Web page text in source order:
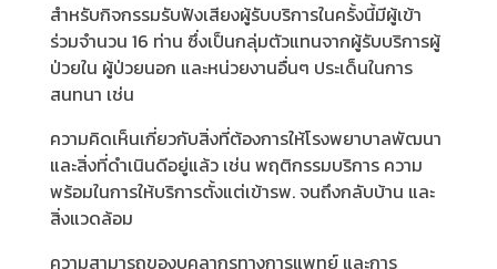
สำหรับกิจกรรมรับฟังเสียงผู้รับบริการในครั้งนี้มีผู้เข้า
ร่วมจำนวน 16 ท่าน ซึ่งเป็นกลุ่มตัวแทนจากผู้รับบริการผู้
ป่วยใน ผู้ป่วยนอก และหน่วยงานอื่นๆ ประเด็นในการ
สนทนา เช่น
ความคิดเห็นเกี่ยวกับสิ่งที่ต้องการให้โรงพยาบาลพัฒนา
และสิ่งที่ดำเนินดีอยู่แล้ว เช่น พฤติกรรมบริการ ความ
พร้อมในการให้บริการตั้งแต่เข้ารพ. จนถึงกลับบ้าน และ
สิ่งแวดล้อม
ความสามารถของบุคลากรทางการแพทย์ และการ